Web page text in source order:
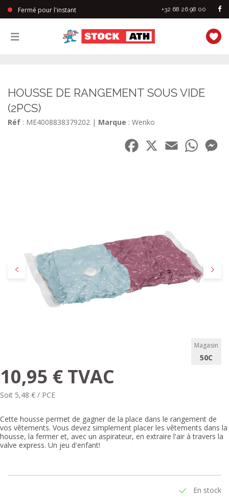
Fermé pour l'instant +32 68 26 98 00
HOUSSE DE RANGEMENT SOUS VIDE
(2PCS)
Réf : ME4008838379202 | Marque : Wenko
Facebook
Email
Précédent
Magasin
50C
10,95 € TVAC
Soit 5,48 € / PCE
Cette housse permet de gagner de la place dans le rangement de
vos vêtements. Vous devez simplement placer les vêtements dans la
housse, la fermer et, avec un aspirateur, en extraire l'air à travers la
valve express. Un jeu d'enfant!
En stock